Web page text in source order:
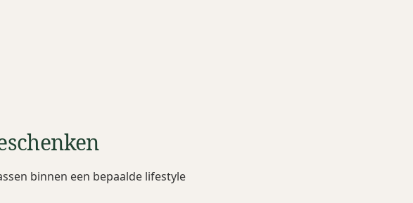
binnen een bepaalde lifestyle